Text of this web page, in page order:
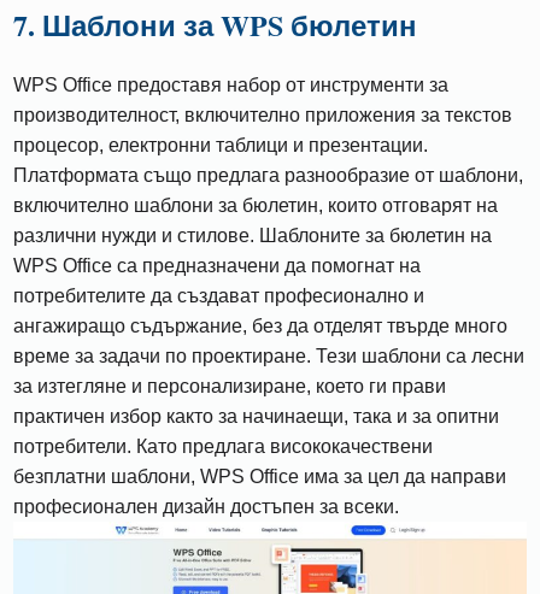
7. Шаблони за WPS бюлетин
WPS Office предоставя набор от инструменти за
производителност, включително приложения за текстов
процесор, електронни таблици и презентации.
Платформата също предлага разнообразие от шаблони,
включително шаблони за бюлетин, които отговарят на
различни нужди и стилове. Шаблоните за бюлетин на
WPS Office са предназначени да помогнат на
потребителите да създават професионално и
ангажиращо съдържание, без да отделят твърде много
време за задачи по проектиране. Тези шаблони са лесни
за изтегляне и персонализиране, което ги прави
практичен избор както за начинаещи, така и за опитни
потребители. Като предлага висококачествени
безплатни шаблони, WPS Office има за цел да направи
професионален дизайн достъпен за всеки.